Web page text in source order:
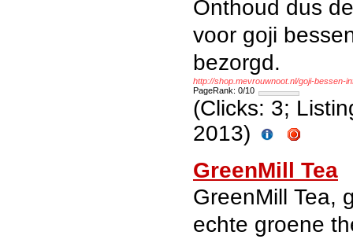
Onthoud dus
voor goji
bezorgd.
http://shop.mevrouwnoot.nl/goji-bessen-
PageRank: 0/10
(Clicks: 3;
2013)
GreenMill Tea
GreenMill Tea,
echte groene